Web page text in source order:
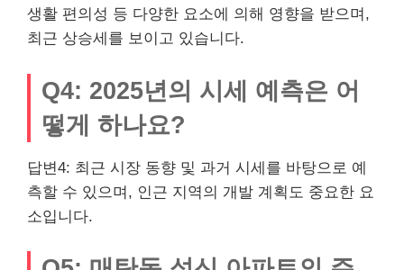
생활 편의성 등 다양한 요소에 의해 영향을 받으며,
최근 상승세를 보이고 있습니다.
Q4: 2025년의 시세 예측은 어
떻게 하나요?
답변4: 최근 시장 동향 및 과거 시세를 바탕으로 예
측할 수 있으며, 인근 지역의 개발 계획도 중요한 요
소입니다.